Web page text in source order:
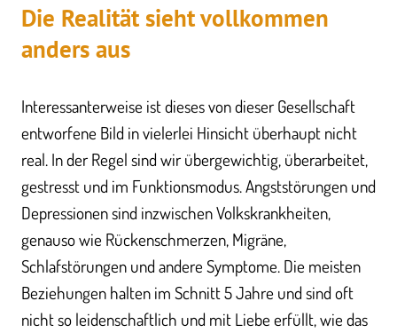
Die Realität sieht vollkommen
anders aus
Interessanterweise ist dieses von dieser Gesellschaft
entworfene Bild in vielerlei Hinsicht überhaupt nicht
real. In der Regel sind wir übergewichtig, überarbeitet,
gestresst und im Funktionsmodus. Angststörungen und
Depressionen sind inzwischen Volkskrankheiten,
genauso wie Rückenschmerzen, Migräne,
Schlafstörungen und andere Symptome. Die meisten
Beziehungen halten im Schnitt 5 Jahre und sind oft
nicht so leidenschaftlich und mit Liebe erfüllt, wie das